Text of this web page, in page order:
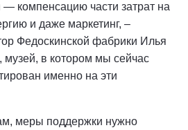
компенсацию части затрат на
и даже маркетинг, –
Федоскинской фабрики Илья
в котором мы сейчас
именно на эти
меры поддержки нужно